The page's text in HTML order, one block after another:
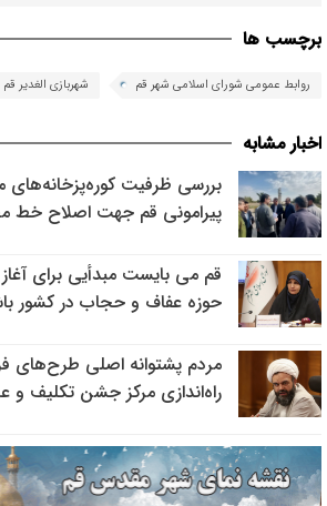
برچسب ها
روابط عمومی شورای اسلامی شهر قم شهربازی الغدیر قم
اخبار مشابه
پیرامونی قم جهت اصلاح خط
قم می بایست مبدأیی برای
حوزه عفاف و حجاب در کشور
مردم پشتوانه اصلی طرح‌های
راه‌اندازی مرکز جشن تکلیف و